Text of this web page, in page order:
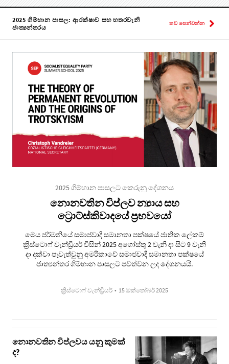
2025 ගිම්හාන පාසල: ආරක්ෂාව සහ හතරවැනි
ජාත්‍යන්තරය
තව පෙන්වන්න
2025 ගිම්හාන පාසලට කෙරුනු දේශනය
නොනවතින විප්ලව න්‍යාය සහ
ට්‍රොට්ස්කිවාදයේ ප්‍රභවයෝ
මෙය ජර්මනියේ සමාජවාදී සමානතා පක්ෂයේ ජාතික ලේකම්
ක්‍රිස්ටොෆ් වැන්ඩ්‍රියර් විසින් 2025 අගෝස්තු 2 වැනි දා සිට 9 වැනි
දා දක්වා පැවැත්වුනු අමරිකාවේ සමාජවාදී සමානතා පක්ෂයේ
ජාත්‍යන්තර ගිම්හාන පාසලට පවත්වන ලද දේශනයයි.
ක්‍රිස්ටොෆ් වැන්ඩ්‍රියර් • 15 ඔක්තෝබර් 2025
නොනවතින විප්ලවය යනු කුමක්
ද?